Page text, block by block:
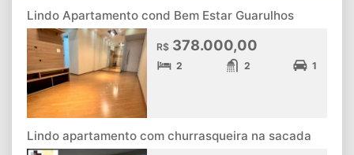
Lindo Apartamento cond Bem Estar Guarulhos
R$ 378.000,00
2 2 1
Lindo apartamento com churrasqueira na sacada